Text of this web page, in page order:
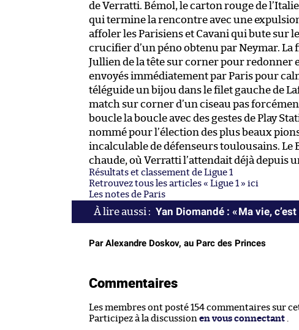
de Verratti. Bémol, le carton rouge de
qui termine la rencontre avec une
affoler les Parisiens et Cavani qui bute sur
crucifier d’un péno obtenu par Neymar. La
Jullien de la tête sur corner pour redonner
envoyés immédiatement par Paris pour
téléguide un bijou dans le filet gauche de
match sur corner d’un ciseau pas
boucle la boucle avec des gestes de Play
nommé pour l’élection des plus beaux
incalculable de défenseurs toulousains.
chaude, où Verratti l’attendait déjà depuis
Résultats et classement de Ligue 1
Retrouvez tous les articles « Ligue 1 » ici
Les notes de Paris
Yan Diomandé : « Ma vie,
Par Alexandre Doskov, au Parc des Princes
Commentaires
Les membres ont posté 154 commentaires sur
Participez à la discussion en vous connectant .